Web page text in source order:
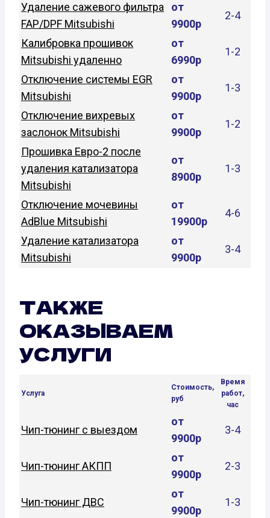
Удаление сажевого фильтра
FAP/DPF Mitsubishi
от
9900р
2-4
Калибровка прошивок
Mitsubishi удаленно
от
6990р
1-2
Отключение системы EGR
Mitsubishi
от
9900р
1-3
Отключение вихревых
заслонок Mitsubishi
от
9900р
1-2
Прошивка Евро-2 после
удаления катализатора
Mitsubishi
от
8900р
1-3
Отключение мочевины
AdBlue Mitsubishi
от
19900р
4-6
Удаление катализатора
Mitsubishi
от
9900р
3-4
ТАКЖЕ
ОКАЗЫВАЕМ
УСЛУГИ
Услуга
Стоимость,
руб
Время
работ,
час
Чип-тюнинг с выездом
от
9900р
3-4
Чип-тюнинг АКПП
от
9900р
2-3
Чип-тюнинг ДВС
от
9900р
1-3